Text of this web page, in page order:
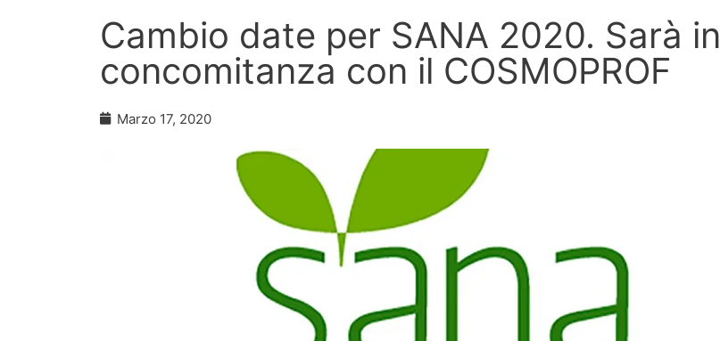
Cambio date per SANA 2020. Sarà in
concomitanza con il COSMOPROF
Marzo 17, 2020